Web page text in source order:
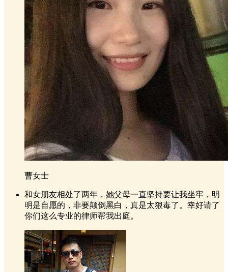
曹女士
和女朋友相处了两年，她父母一直坚持要让我坐牢，明
明是自愿的，非要颠倒黑白，真是太狠毒了。幸好请了
你们这么专业的律师帮我出庭。